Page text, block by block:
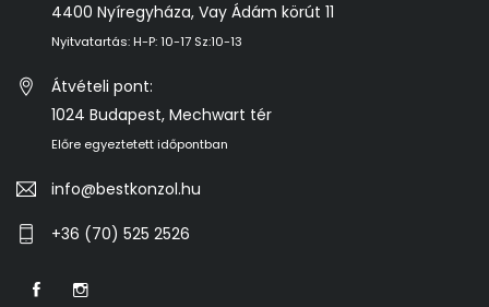
4400 Nyíregyháza, Vay Ádám körút 11
Nyitvatartás: H-P: 10-17 Sz:10-13
Átvételi pont:
1024 Budapest, Mechwart tér
Előre egyeztetett időpontban
info@bestkonzol.hu
+36 (70) 525 2526